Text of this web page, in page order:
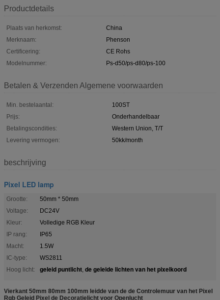
Productdetails
Plaats van herkomst:
China
Merknaam:
Phenson
Certificering:
CE Rohs
Modelnummer:
Ps-d50/ps-d80/ps-100
Betalen & Verzenden Algemene voorwaarden
Min. bestelaantal:
100ST
Prijs:
Onderhandelbaar
Betalingscondities:
Western Union, T/T
Levering vermogen:
50kk/month
beschrijving
Pixel LED lamp
Grootte:
50mm * 50mm
Voltage:
DC24V
Kleur:
Volledige RGB Kleur
IP rang:
IP65
Macht:
1.5W
IC-type:
WS2811
Hoog licht:
geleid puntlicht, de geleide lichten van het pixelkoord
Vierkant 50mm 80mm 100mm leidde van de de Controlemuur van het Pixel
Rgb Geleid Pixel de Decoratielicht voor Openlucht